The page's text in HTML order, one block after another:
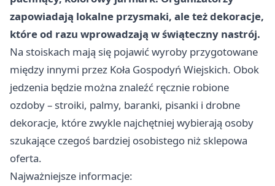
zapowiadają lokalne przysmaki, ale też dekoracje,
które od razu wprowadzają w świąteczny nastrój.
Na stoiskach mają się pojawić wyroby przygotowane
między innymi przez Koła Gospodyń Wiejskich. Obok
jedzenia będzie można znaleźć ręcznie robione
ozdoby – stroiki, palmy, baranki, pisanki i drobne
dekoracje, które zwykle najchętniej wybierają osoby
szukające czegoś bardziej osobistego niż sklepowa
oferta.
Najważniejsze informacje: